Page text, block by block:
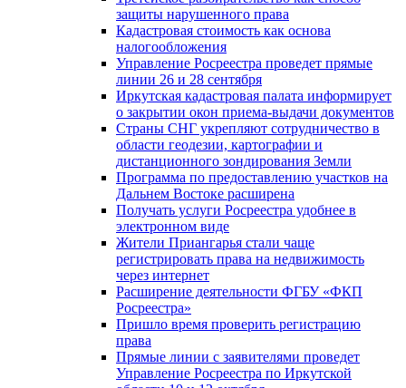
защиты нарушенного права
Кадастровая стоимость как основа
налогообложения
Управление Росреестра проведет прямые
линии 26 и 28 сентября
Иркутская кадастровая палата информирует
о закрытии окон приема-выдачи документов
Страны СНГ укрепляют сотрудничество в
области геодезии, картографии и
дистанционного зондирования Земли
Программа по предоставлению участков на
Дальнем Востоке расширена
Получать услуги Росреестра удобнее в
электронном виде
Жители Приангарья стали чаще
регистрировать права на недвижимость
через интернет
Расширение деятельности ФГБУ «ФКП
Росреестра»
Пришло время проверить регистрацию
права
Прямые линии с заявителями проведет
Управление Росреестра по Иркутской